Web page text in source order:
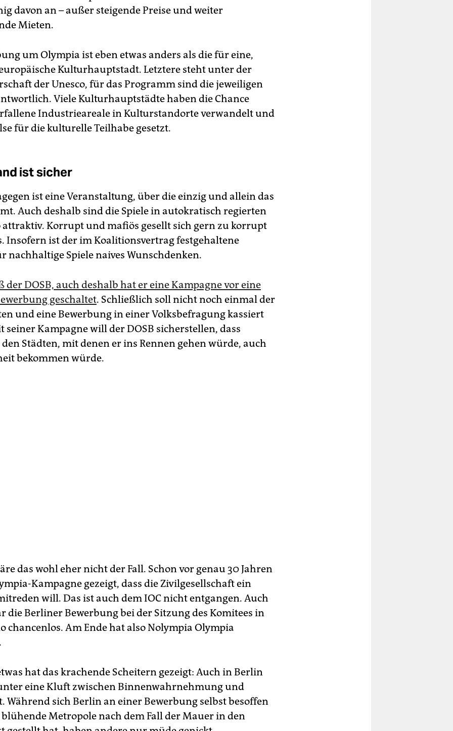
davon an – außer steigende Preise und weiter
Mieten.
um Olympia ist eben etwas anders als die für eine,
Kulturhauptstadt. Letztere steht unter der
der Unesco, für das Programm sind die jeweiligen
Viele Kulturhauptstädte haben die Chance
Industrieareale in Kulturstandorte verwandelt und
für die kulturelle Teilhabe gesetzt.
ist sicher
ist eine Veranstaltung, über die einzig und allein das
Auch deshalb sind die Spiele in autokratisch regierten
attraktiv. Korrupt und mafiös gesellt sich gern zu korrupt
Insofern ist der im Koalitionsvertrag festgehaltene
nachhaltige Spiele naives Wunschdenken.
der DOSB, auch deshalb hat er eine Kampagne vor eine
geschaltet. Schließlich soll nicht noch einmal der
und eine Bewerbung in einer Volksbefragung kassiert
seiner Kampagne will der DOSB sicherstellen, dass
Städten, mit denen er ins Rennen gehen würde, auch
bekommen würde.
das wohl eher nicht der Fall. Schon vor genau 30 Jahren
Kampagne gezeigt, dass die Zivilgesellschaft ein
will. Das ist auch dem IOC nicht entgangen. Auch
die Berliner Bewerbung bei der Sitzung des Komitees in
chancenlos. Am Ende hat also Nolympia Olympia
hat das krachende Scheitern gezeigt: Auch in Berlin
eine Kluft zwischen Binnenwahrnehmung und
Während sich Berlin an einer Bewerbung selbst besoffen
Metropole nach dem Fall der Mauer in den